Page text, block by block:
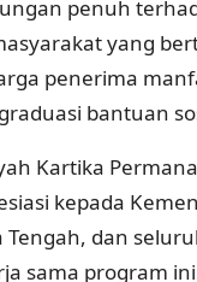
penuh
yang
penerima
bantuan
Kartika
kepada
Tengah, dan
sama program